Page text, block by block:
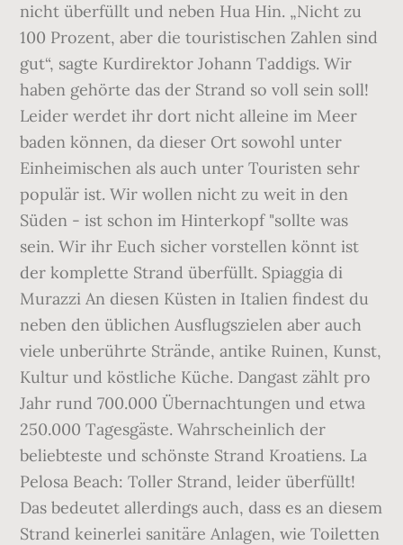
nicht überfüllt und neben Hua Hin. „Nicht zu
100 Prozent, aber die touristischen Zahlen sind
gut“, sagte Kurdirektor Johann Taddigs. Wir
haben gehörte das der Strand so voll sein soll!
Leider werdet ihr dort nicht alleine im Meer
baden können, da dieser Ort sowohl unter
Einheimischen als auch unter Touristen sehr
populär ist. Wir wollen nicht zu weit in den
Süden - ist schon im Hinterkopf "sollte was
sein. Wir ihr Euch sicher vorstellen könnt ist
der komplette Strand überfüllt. Spiaggia di
Murazzi An diesen Küsten in Italien findest du
neben den üblichen Ausflugszielen aber auch
viele unberührte Strände, antike Ruinen, Kunst,
Kultur und köstliche Küche. Dangast zählt pro
Jahr rund 700.000 Übernachtungen und etwa
250.000 Tagesgäste. Wahrscheinlich der
beliebteste und schönste Strand Kroatiens. La
Pelosa Beach: Toller Strand, leider überfüllt!
Das bedeutet allerdings auch, dass es an diesem
Strand keinerlei sanitäre Anlagen, wie Toiletten